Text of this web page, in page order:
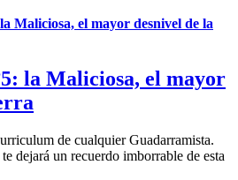
Maliciosa, el mayor desnivel de la
la Maliciosa, el mayor
de cualquier Guadarramista.
te dejará un recuerdo imborrable de esta